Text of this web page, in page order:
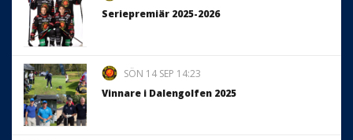
Seriepremiär 2025-2026
SÖN 14 SEP 14:23
Vinnare i Dalengolfen 2025